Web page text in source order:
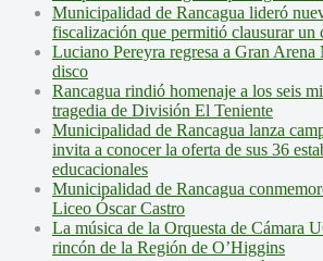
Municipalidad de Rancagua lideró
fiscalización que permitió clausurar un
Luciano Pereyra regresa a Gran
disco
Rancagua rindió homenaje a los seis
tragedia de División El Teniente
Municipalidad de Rancagua lanza
invita a conocer la oferta de sus 36
educacionales
Municipalidad de Rancagua
Liceo Óscar Castro
La música de la Orquesta de Cámara
rincón de la Región de O’Higgins